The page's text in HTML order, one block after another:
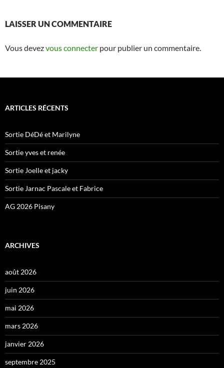
LAISSER UN COMMENTAIRE
Vous devezvous connecter pour publier un commentaire.
ARTICLES RÉCENTS
Sortie DéDé et Marilyne
Sortie yves et renée
Sortie Joelle et jacky
Sortie Jarnac Pascale et Fabrice
AG 2026 Pisany
ARCHIVES
août 2026
juin 2026
mai 2026
mars 2026
janvier 2026
septembre 2025